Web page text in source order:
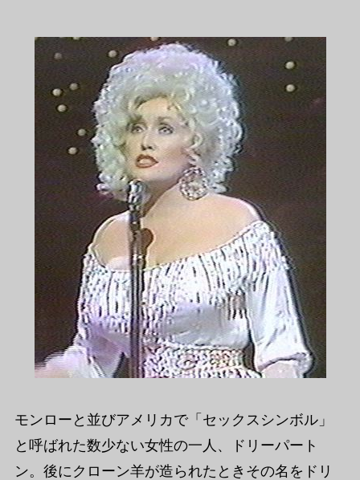
モンローと並びアメリカで「セックスシンボル」
と呼ばれた数少ない女性の一人、ドリーパート
ン。後にクローン羊が造られたときその名をドリ